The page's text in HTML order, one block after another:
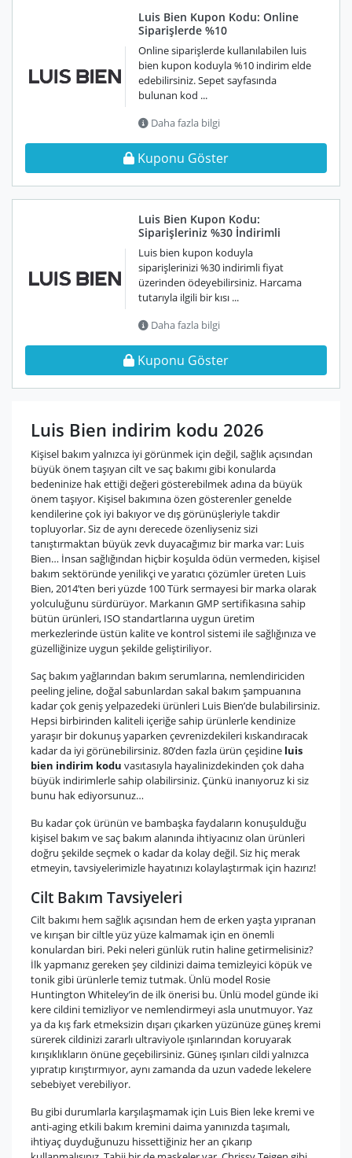
Luis Bien Kupon Kodu: Online
Siparişlerde %10
Online siparişlerde kullanılabilen luis
bien kupon koduyla %10 indirim elde
edebilirsiniz. Sepet sayfasında
bulunan kod ...
Daha fazla bilgi
Kuponu Göster
Luis Bien Kupon Kodu:
Siparişleriniz %30 İndirimli
Luis bien kupon koduyla
siparişlerinizi %30 indirimli fiyat
üzerinden ödeyebilirsiniz. Harcama
tutarıyla ilgili bir kısı ...
Daha fazla bilgi
Kuponu Göster
Luis Bien indirim kodu 2026
Kişisel bakım yalnızca iyi görünmek için değil, sağlık açısından
büyük önem taşıyan cilt ve saç bakımı gibi konularda
bedeninize hak ettiği değeri gösterebilmek adına da büyük
önem taşıyor. Kişisel bakımına özen gösterenler genelde
kendilerine çok iyi bakıyor ve dış görünüşleriyle takdir
topluyorlar. Siz de aynı derecede özenliyseniz sizi
tanıştırmaktan büyük zevk duyacağımız bir marka var: Luis
Bien… İnsan sağlığından hiçbir koşulda ödün vermeden, kişisel
bakım sektöründe yenilikçi ve yaratıcı çözümler üreten Luis
Bien, 2014’ten beri yüzde 100 Türk sermayesi bir marka olarak
yolculuğunu sürdürüyor. Markanın GMP sertifikasına sahip
bütün ürünleri, ISO standartlarına uygun üretim
merkezlerinde üstün kalite ve kontrol sistemi ile sağlığınıza ve
güzelliğinize uygun şekilde geliştiriliyor.
Saç bakım yağlarından bakım serumlarına, nemlendiriciden
peeling jeline, doğal sabunlardan sakal bakım şampuanına
kadar çok geniş yelpazedeki ürünleri Luis Bien’de bulabilirsiniz.
Hepsi birbirinden kaliteli içeriğe sahip ürünlerle kendinize
yaraşır bir dokunuş yaparken çevrenizdekileri kıskandıracak
kadar da iyi görünebilirsiniz. 80’den fazla ürün çeşidine luis
bien indirim kodu vasıtasıyla hayalinizdekinden çok daha
büyük indirimlerle sahip olabilirsiniz. Çünkü inanıyoruz ki siz
bunu hak ediyorsunuz…
Bu kadar çok ürünün ve bambaşka faydaların konuşulduğu
kişisel bakım ve saç bakım alanında ihtiyacınız olan ürünleri
doğru şekilde seçmek o kadar da kolay değil. Siz hiç merak
etmeyin, tavsiyelerimizle hayatınızı kolaylaştırmak için hazırız!
Cilt Bakım Tavsiyeleri
Cilt bakımı hem sağlık açısından hem de erken yaşta yıpranan
ve kırışan bir ciltle yüz yüze kalmamak için en önemli
konulardan biri. Peki neleri günlük rutin haline getirmelisiniz?
İlk yapmanız gereken şey cildinizi daima temizleyici köpük ve
tonik gibi ürünlerle temiz tutmak. Ünlü model Rosie
Huntington Whiteley’in de ilk önerisi bu. Ünlü model günde iki
kere cildini temizliyor ve nemlendirmeyi asla unutmuyor. Yaz
ya da kış fark etmeksizin dışarı çıkarken yüzünüze güneş kremi
sürerek cildinizi zararlı ultraviyole ışınlarından koruyarak
kırışıklıkların önüne geçebilirsiniz. Güneş ışınları cildi yalnızca
yıpratıp kırıştırmıyor, aynı zamanda da uzun vadede lekelere
sebebiyet verebiliyor.
Bu gibi durumlarla karşılaşmamak için Luis Bien leke kremi ve
anti-aging etkili bakım kremini daima yanınızda taşımalı,
ihtiyaç duyduğunuzu hissettiğiniz her an çıkarıp